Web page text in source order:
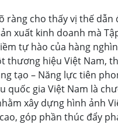
ràng cho thấy vị thế
xuất kinh doanh mà
tự hào của hàng
thương hiệu Việt Nam,
tạo – Năng lực tiên
quốc gia Việt Nam là
xây dựng hình ảnh
góp phần thúc đẩy